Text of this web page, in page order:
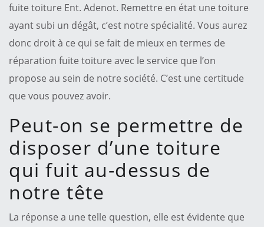
fuite toiture Ent. Adenot. Remettre en état une toiture
ayant subi un dégât, c’est notre spécialité. Vous aurez
donc droit à ce qui se fait de mieux en termes de
réparation fuite toiture avec le service que l’on
propose au sein de notre société. C’est une certitude
que vous pouvez avoir.
Peut-on se permettre de
disposer d’une toiture
qui fuit au-dessus de
notre tête
La réponse a une telle question, elle est évidente que